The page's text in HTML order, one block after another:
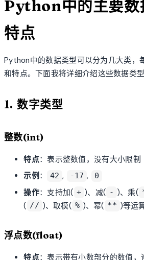
Python中的主要数
特点
Python中的数据类型可以分为几大类，
和特点。下面我将详细介绍这些数据类型
1. 数字类型
整数(int)
特点：表示整数值，没有大小限制
示例 ： 42 , -17 , 0
操作：支持加( + )、减( - )、乘(
( // )、取模( % )、幂( ** )等运
浮点数(float)
特点：表示带有小数部分的数值，